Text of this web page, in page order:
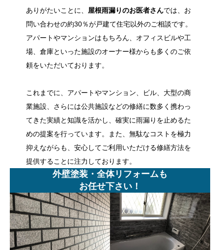
ありがたいことに、 屋根雨漏りのお医者さんでは、お
問い合わせの約30％が戸建て住宅以外のご相談です。
アパートやマンションはもちろん、オフィスビルや工
場、倉庫といった施設のオーナー様からも多くのご依
頼をいただいております。
これまでに、アパートやマンション、ビル、大型の商
業施設、さらには公共施設などの修繕に数多く携わっ
てきた実績と知識を活かし、確実に雨漏りを止めるた
めの提案を行っています。また、無駄なコストを極力
抑えながらも、安心してご利用いただける修繕方法を
提供することに注力しております。
外壁塗装・全体リフォームも
お任せ下さい！